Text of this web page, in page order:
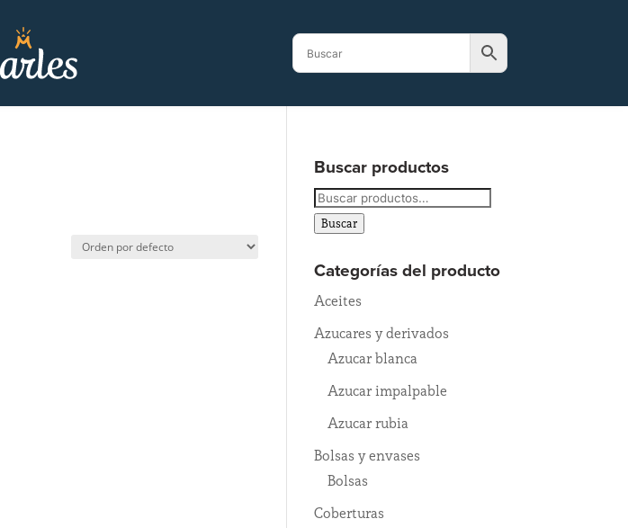
Buscar productos
Buscar
por:
Buscar
Categorías del producto
Aceites
Azucares y derivados
Azucar blanca
Azucar impalpable
Azucar rubia
Bolsas y envases
Bolsas
Coberturas